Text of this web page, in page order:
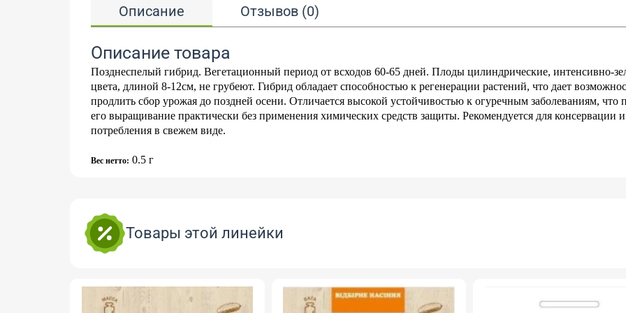
Описание Отзывов (0)
Описание товара
Позднеспелый гибрид. Вегетационный период от всходов 60-65 дней. Плоды цилиндрические, интенсивно-
цвета, длиной 8-12см, не грубеют. Гибрид обладает способностью к регенерации растений, что дает
продлить сбор урожая до поздней осени. Отличается высокой устойчивостью к огуречным заболеваниям, что
его выращивание практически без применения химических средств защиты. Рекомендуется для консервации и
потребления в свежем виде.
Вес нетто: 0.5 г
Товары этой линейки